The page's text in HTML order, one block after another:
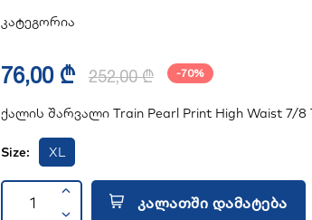
კატეგორია
76,00 ₾ 252,00 ₾ -70%
ქალის შარვალი Train Pearl Print High Waist 7/8
Size: XL
კალათში დამატება